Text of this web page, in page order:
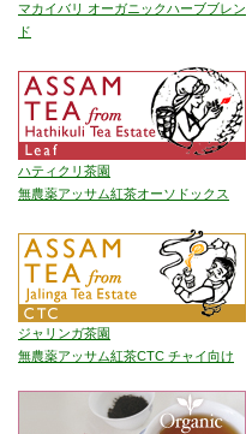
マカイバリ オーガニックハーブブレン
ド
ハティクリ茶園
無農薬アッサム紅茶オーソドックス
ジャリンガ茶園
無農薬アッサム紅茶CTC チャイ向け